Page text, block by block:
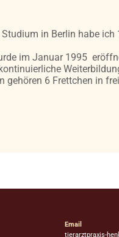
in Berlin habe
im Januar 1995
gehören 6 Frettchen in
Email
tierarztpraxis-